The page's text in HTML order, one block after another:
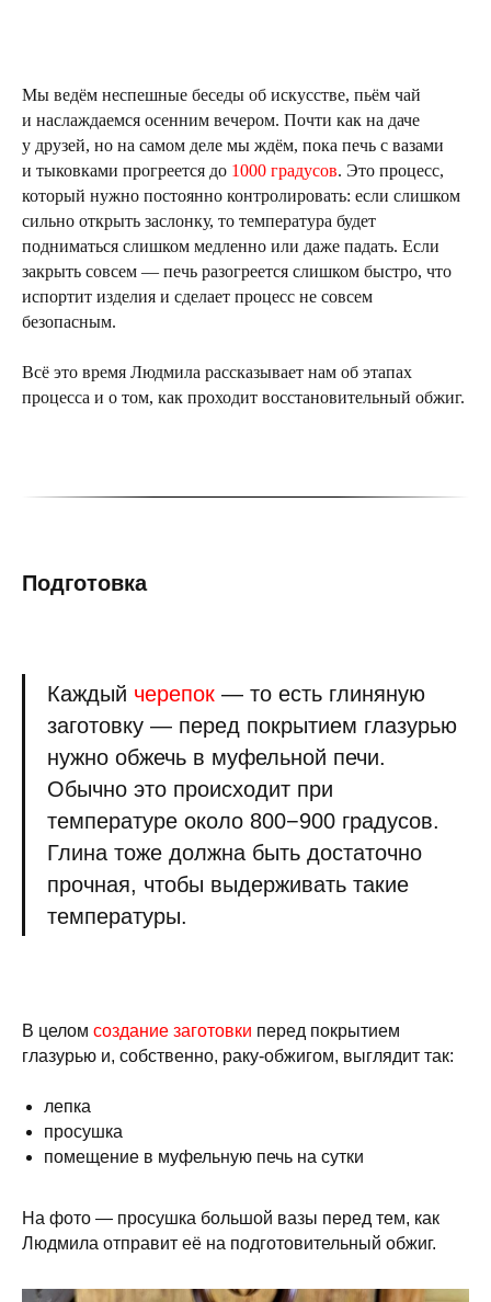
Мы ведём неспешные беседы об искусстве, пьём чай
и наслаждаемся осенним вечером. Почти как на даче
у друзей, но на самом деле мы ждём, пока печь с вазами
и тыковками прогреется до 1000 градусов. Это процесс,
который нужно постоянно контролировать: если слишком
сильно открыть заслонку, то температура будет
подниматься слишком медленно или даже падать. Если
закрыть совсем — печь разогреется слишком быстро, что
испортит изделия и сделает процесс не совсем
безопасным.
Всё это время Людмила рассказывает нам об этапах
процесса и о том, как проходит восстановительный обжиг.
Подготовка
Каждый черепок — то есть глиняную
заготовку — перед покрытием глазурью
нужно обжечь в муфельной печи.
Обычно это происходит при
температуре около 800−900 градусов.
Глина тоже должна быть достаточно
прочная, чтобы выдерживать такие
температуры.
В целом создание заготовки перед покрытием
глазурью и, собственно, раку-обжигом, выглядит так:
лепка
просушка
помещение в муфельную печь на сутки
На фото — просушка большой вазы перед тем, как
Людмила отправит её на подготовительный обжиг.